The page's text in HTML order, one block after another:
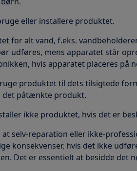
eller installere produktet.
for alt vand, f.eks.
udføres, mens apparatet står
hvis apparatet placeres på
produktet til dets tilsigtede
det påtænkte produkt.
ikke produktet, hvis det er
selv-reparation eller ikke-
konsekvenser, hvis det ikke
Det er essentielt at besidde det